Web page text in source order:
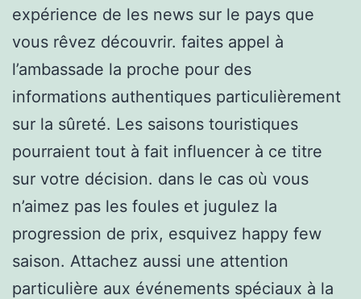
expérience de les news sur le pays que
vous rêvez découvrir. faites appel à
l’ambassade la proche pour des
informations authentiques particulièrement
sur la sûreté. Les saisons touristiques
pourraient tout à fait influencer à ce titre
sur votre décision. dans le cas où vous
n’aimez pas les foules et jugulez la
progression de prix, esquivez happy few
saison. Attachez aussi une attention
particulière aux événements spéciaux à la